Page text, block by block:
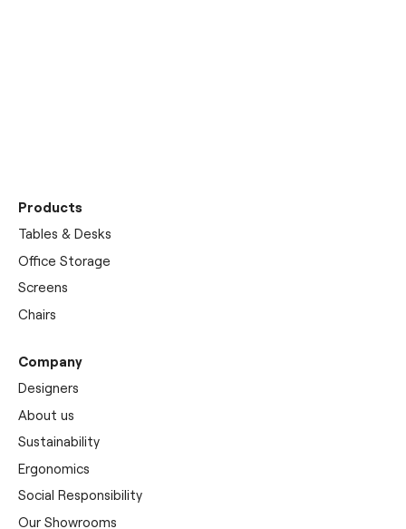
Products
Tables & Desks
Office Storage
Screens
Chairs
Company
Designers
About us
Sustainability
Ergonomics
Social Responsibility
Our Showrooms